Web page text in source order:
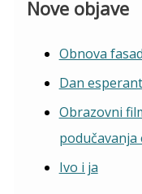
Nove objave
Obnova
Dan
Obrazovni
Ivo i ja